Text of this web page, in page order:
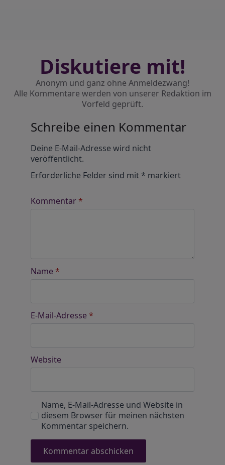
Diskutiere mit!
Anonym und ganz ohne Anmeldezwang!
Alle Kommentare werden von unserer Redaktion im
Vorfeld geprüft.
Schreibe einen Kommentar
Deine E-Mail-Adresse wird nicht
veröffentlicht.
Erforderliche Felder sind mit* markiert
Kommentar*
Name *
E-Mail-Adresse *
Website
Name, E-Mail-Adresse und Website in
diesem Browser für meinen nächsten
Kommentar speichern.